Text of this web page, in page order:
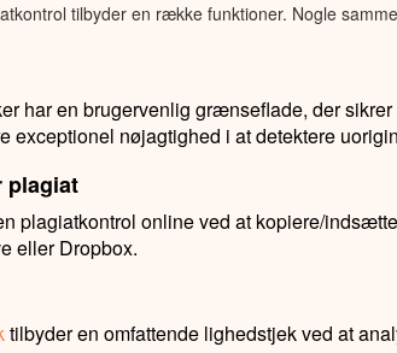
tilbyder en række funktioner. Nogle
har en brugervenlig grænseflade, der
exceptionel nøjagtighed i at detektere
plagiat
plagiatkontrol online ved at kopiere/
eller Dropbox.
tilbyder en omfattende lighedstjek ved at